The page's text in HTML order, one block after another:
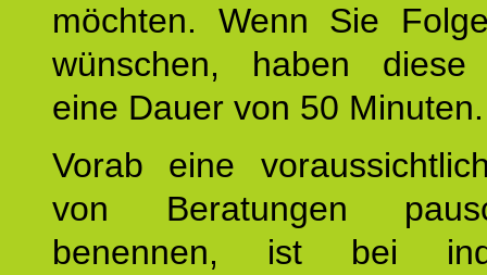
möchten. Wenn Sie
wünschen, haben diese
eine Dauer von 50 Minuten.
Vorab eine
von Beratungen
benennen, ist bei